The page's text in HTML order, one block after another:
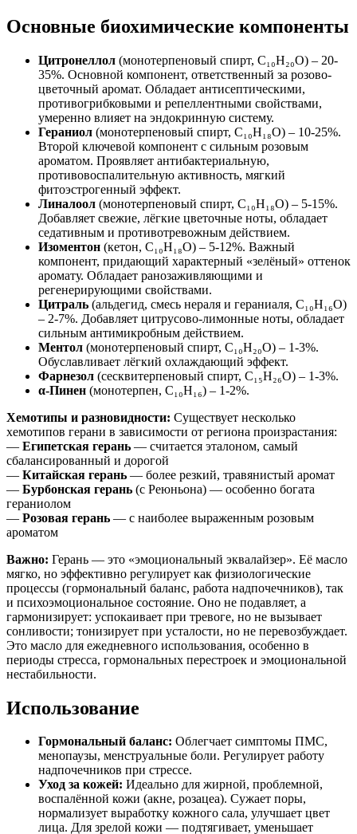
Основные биохимические компоненты
Цитронеллол (монотерпеновый спирт, C₁₀H₂₀O) – 20-
35%. Основной компонент, ответственный за розово-
цветочный аромат. Обладает антисептическими,
противогрибковыми и репеллентными свойствами,
умеренно влияет на эндокринную систему.
Гераниол (монотерпеновый спирт, C₁₀H₁₈O) – 10-25%.
Второй ключевой компонент с сильным розовым
ароматом. Проявляет антибактериальную,
противовоспалительную активность, мягкий
фитоэстрогенный эффект.
Линалоол (монотерпеновый спирт, C₁₀H₁₈O) – 5-15%.
Добавляет свежие, лёгкие цветочные ноты, обладает
седативным и противотревожным действием.
Изоментон (кетон, C₁₀H₁₈O) – 5-12%. Важный
компонент, придающий характерный «зелёный» оттенок
аромату. Обладает ранозаживляющими и
регенерирующими свойствами.
Цитраль (альдегид, смесь нераля и гераниаля, C₁₀H₁₆O)
– 2-7%. Добавляет цитрусово-лимонные ноты, обладает
сильным антимикробным действием.
Ментол (монотерпеновый спирт, C₁₀H₂₀O) – 1-3%.
Обуславливает лёгкий охлаждающий эффект.
Фарнезол (сесквитерпеновый спирт, C₁₅H₂₆O) – 1-3%.
α-Пинен (монотерпен, C₁₀H₁₆) – 1-2%.
Хемотипы и разновидности: Существует несколько
хемотипов герани в зависимости от региона произрастания:
— Египетская герань — считается эталоном, самый
сбалансированный и дорогой
— Китайская герань — более резкий, травянистый аромат
— Бурбонская герань (с Реюньона) — особенно богата
гераниолом
— Розовая герань — с наиболее выраженным розовым
ароматом
Важно: Герань — это «эмоциональный эквалайзер». Её масло
мягко, но эффективно регулирует как физиологические
процессы (гормональный баланс, работа надпочечников), так
и психоэмоциональное состояние. Оно не подавляет, а
гармонизирует: успокаивает при тревоге, но не вызывает
сонливости; тонизирует при усталости, но не перевозбуждает.
Это масло для ежедневного использования, особенно в
периоды стресса, гормональных перестроек и эмоциональной
нестабильности.
Использование
Гормональный баланс: Облегчает симптомы ПМС,
менопаузы, менструальные боли. Регулирует работу
надпочечников при стрессе.
Уход за кожей: Идеально для жирной, проблемной,
воспалённой кожи (акне, розацеа). Сужает поры,
нормализует выработку кожного сала, улучшает цвет
лица. Для зрелой кожи — подтягивает, уменьшает